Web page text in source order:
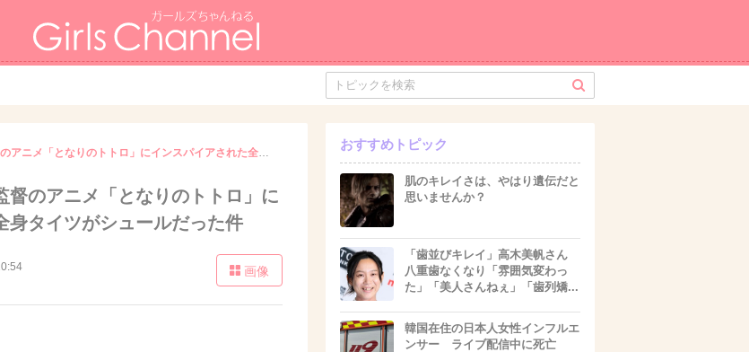
【購入可能】宮崎駿監督のアニメ「となりのトトロ」にインスパイアされた全身タイツがシュールだった件
督のアニメ「となりのトトロ」に
身タイツがシュールだった件
画像
おすすめトピック
肌のキレイさは、やはり遺伝だと
思いませんか？
「歯並びキレイ」高木美帆さん
八重歯なくなり「雰囲気変わっ
た」「美人さんねぇ」「歯列矯...
韓国在住の日本人女性インフルエ
ンサー ライブ配信中に死亡